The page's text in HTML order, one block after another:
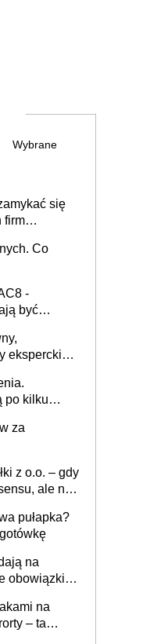
Wybrane
się
firm
Co
-
być
eksperckiej -
po kilku
za
z o.o. – gdy
ale nie
pułapka?
na
obowiązki w
na
– ta